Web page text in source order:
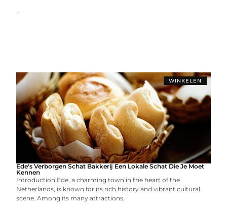
...
WINKELEN
Ede's Verborgen Schat Bakkerij Een Lokale Schat Die Je Moet
Kennen
Introduction Ede, a charming town in the heart of the
Netherlands, is known for its rich history and vibrant cultural
scene. Among its many attractions,